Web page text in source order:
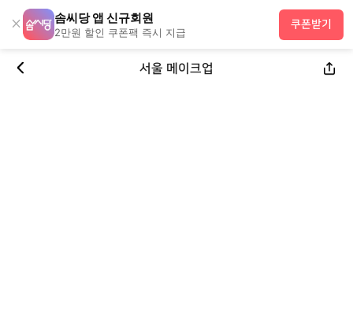
× 솜씨당 앱 신규회원
2만원 할인 쿠폰팩 즉시 지급
쿠폰받기
서울 메이크업